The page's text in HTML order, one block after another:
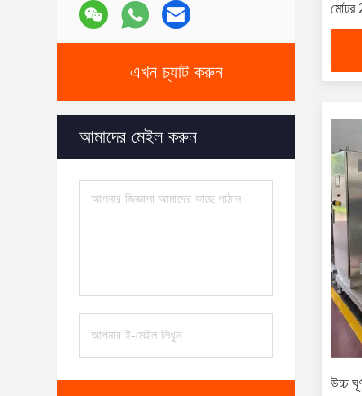
এখন চ্যাট করুন
আমাদের মেইল ​​করুন
উচ্চ